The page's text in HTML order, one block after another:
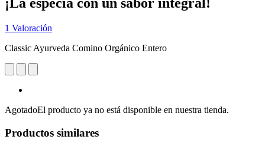
1 Valoración
Classic Ayurveda Comino Orgánico Entero
AgotadoEl producto ya no está disponible en nuestra tienda.
Productos similares